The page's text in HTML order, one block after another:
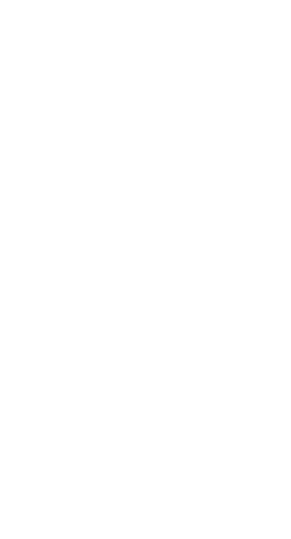
безкоштовний
Чи безпечні
Правда, яку
Розвиток дитини